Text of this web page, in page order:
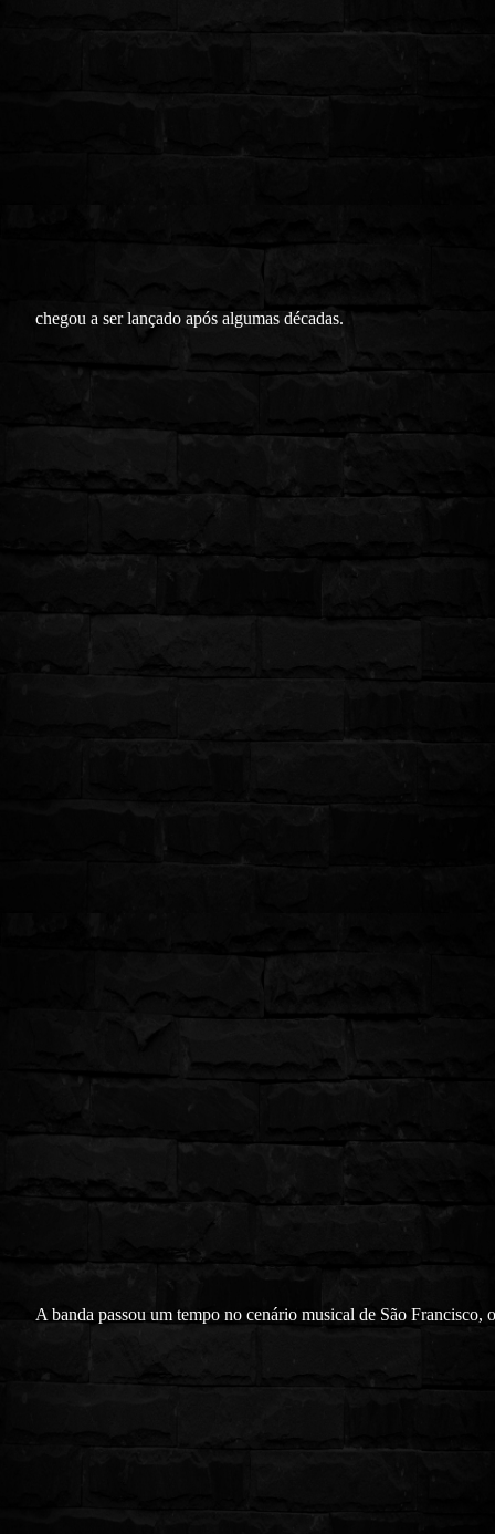
chegou a ser lançado após algumas décadas.
A banda passou um tempo no cenário musical de São Francisco,